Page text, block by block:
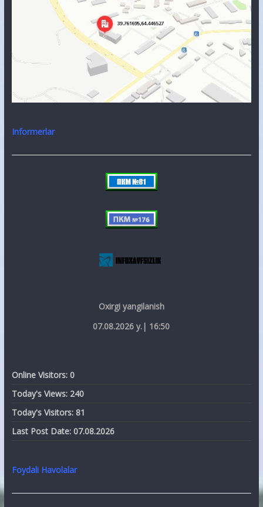
Informerlar
Oxirgi yangilanish
07.08.2026 y.| 16:50
Online Visitors: 0
Today's Views: 240
Today's Visitors: 81
Last Post Date: 07.08.2026
Foydali Havolalar